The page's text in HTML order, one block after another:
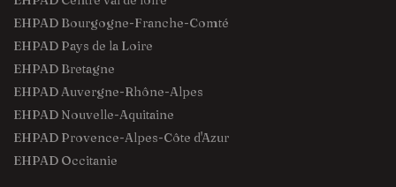
EHPAD Bourgogne-Franche-Comté
EHPAD Pays de la Loire
EHPAD Bretagne
EHPAD Auvergne-Rhône-Alpes
EHPAD Nouvelle-Aquitaine
EHPAD Provence-Alpes-Côte d'Azur
EHPAD Occitanie